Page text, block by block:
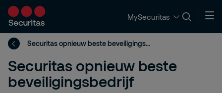
MySecuritas
Securitas opnieuw beste beveiligingsbedrijf
Securitas opnieuw beste
beveiligingsbedrijf